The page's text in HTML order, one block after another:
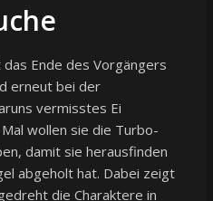
Ende des Vorgängers
erneut bei der
vermisstes Ei
wollen sie die Turbo-
damit sie herausfinden
abgeholt hat. Dabei zeigt
die Charaktere in